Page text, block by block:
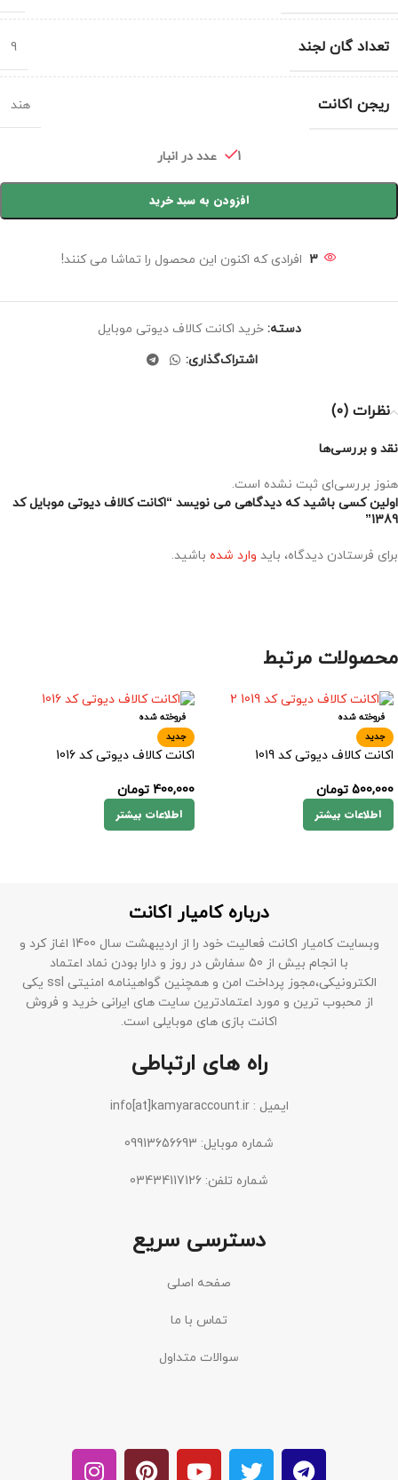
تعداد گان لجند 9
ریجن اکانت هند
1 عدد در انبار
افزودن به سبد خرید
3 افرادی که اکنون این محصول را تماشا می کنند!
دسته: خرید اکانت کالاف دیوتی موبایل
اشتراک‌گذاری:
نظرات (0)
نقد و بررسی‌ها
هنوز بررسی‌ای ثبت نشده است.
اولین کسی باشید که دیدگاهی می نویسد “اکانت کالاف دیوتی موبایل کد
1389”
برای فرستادن دیدگاه، باید وارد شده باشید.
محصولات مرتبط
فروخته شده
جدید
اکانت کالاف دیوتی کد 1019
500,000 تومان
اطلاعات بیشتر
فروخته شده
جدید
اکانت کالاف دیوتی کد 1016
400,000 تومان
اطلاعات بیشتر
درباره کامیار اکانت
وبسایت کامیار اکانت فعالیت خود را از اردیبهشت سال 1400 اغاز کرد و
با انجام بیش از 50 سفارش در روز و دارا بودن نماد اعتماد
الکترونیکی،مجوز پرداخت امن و همچنین گواهینامه امنیتی ssl یکی
از محبوب ترین و مورد اعتمادترین سایت های ایرانی خرید و فروش
اکانت بازی های موبایلی است.
راه های ارتباطی
ایمیل : info[at]kamyaraccount.ir
شماره موبایل: 09913656693
شماره تلفن: 03434117126
دسترسی سریع
صفحه اصلی
تماس با ما
سوالات متداول